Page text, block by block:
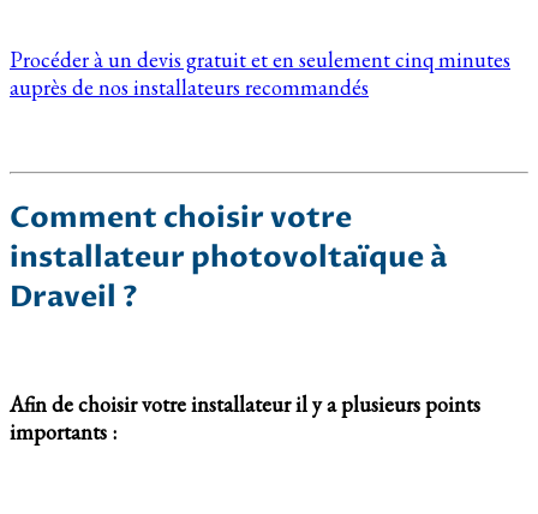
Procéder à un devis gratuit et en seulement cinq minutes
auprès de nos installateurs recommandés
Comment choisir votre
installateur photovoltaïque à
Draveil ?
Afin de choisir votre installateur il y a plusieurs points
importants :